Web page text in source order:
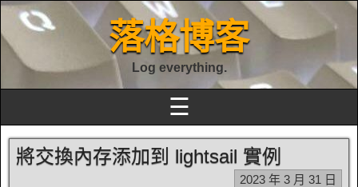
落格博客
Log everything.
☰
將交換內存添加到 lightsail 實例
2023 年 3 月 31 日